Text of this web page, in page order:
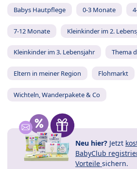
Babys Hautpflege 0-3 Monate
7-12 Monate Kleinkinder im 2.
Kleinkinder im 3. Lebensjahr Thema
Eltern in meiner Region Flohmarkt
Wichteln, Wanderpakete & Co
Neu hier? Jetzt
BabyClub
Vorteile sichern.